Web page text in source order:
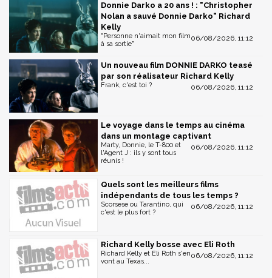
- Trailer du Director's CutDonnie Darko a 20 ans ! : "Christopher
Nolan a sauvé Donnie Darko" Richard
Kelly
06/08/2026, 11:12
"Personne n'aimait mon film
à sa sortie"
Un nouveau film DONNIE DARKO teasé
par son réalisateur Richard Kelly
06/08/2026, 11:12
Frank, c'est toi ?
Le voyage dans le temps au cinéma
dans un montage captivant
06/08/2026, 11:12
Marty, Donnie, le T-800 et
l'Agent J : ils y sont tous
réunis !
Quels sont les meilleurs films
indépendants de tous les temps ?
06/08/2026, 11:12
Scorsese ou Tarantino, qui
c'est le plus fort ?
Richard Kelly bosse avec Eli Roth
06/08/2026, 11:12
Richard Kelly et Eli Roth s'en
vont au Texas...